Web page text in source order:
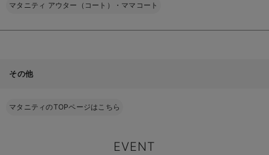
マタニティ アウター（コート）・ママコート
その他
マタニティのTOPページはこちら
EVENT